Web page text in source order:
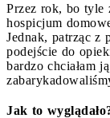
Przez rok, bo tyle
hospicjum
Jednak, patrząc z
podejście do
bardzo chciałam
Jak to